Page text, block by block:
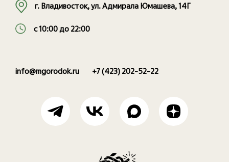
г. Владивосток, ул. Адмирала Юмашева, 14Г
с 10:00 до 22:00
info@mgorodok.ru +7 (423) 202-52-22